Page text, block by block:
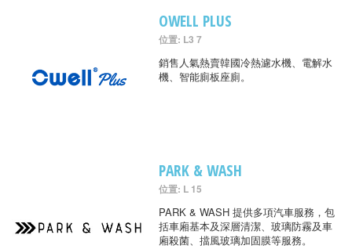
OWELL PLUS
位置: L3 7
銷售人氣熱賣韓國冷熱濾水機、電解水
機、智能廁板座廁。
PARK & WASH
位置: L 15
PARK & WASH 提供多項汽車服務，包
括車廂基本及深層清潔、玻璃防霧及車
廂殺菌、擋風玻璃加固膜等服務。